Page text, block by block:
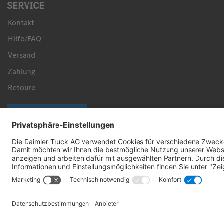
SERVICE
Kontakt
Hilfe/FAQ
Versand
Zahlung
Retoure
Sicher bezahlen mit